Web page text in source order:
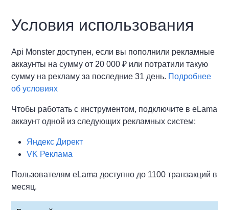
Условия использования
Api Monster доступен, если вы пополнили рекламные
аккаунты на сумму от 20 000 ₽ или потратили такую
сумму на рекламу за последние 31 день. Подробнее
об условиях
Чтобы работать с инструментом, подключите в eLama
аккаунт одной из следующих рекламных систем:
Яндекс Директ
VK Реклама
Пользователям eLama доступно до 1100 транзакций в
месяц.